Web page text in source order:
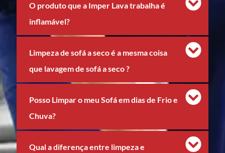
O produto que a Imper Lava trabalha é
inflamável?
Limpeza de sofá a seco é a mesma coisa
que lavagem de sofá a seco ?
Posso Limpar o meu Sofá em dias de Frio e
Chuva?
Qual a diferença entre limpeza e